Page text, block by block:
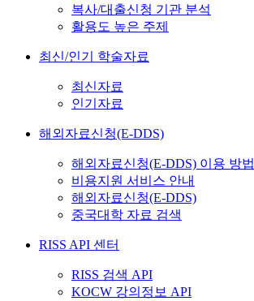
복사/대출신청 기관 분석
활용도 높은 주제
최신/인기 학술자료
최신자료
인기자료
해외자료신청(E-DDS)
해외자료신청(E-DDS) 이용 방법
비용지원 서비스 안내
해외자료신청(E-DDS)
중국대학 자료 검색
RISS API 센터
RISS 검색 API
KOCW 강의정보 API